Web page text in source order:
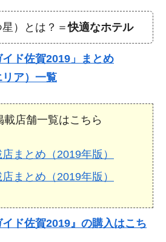
）とは？＝快適なホテル
イド佐賀2019」まとめ
ア）一覧
載店舗一覧はこちら
まとめ（2019年版）
まとめ（2019年版）
イド佐賀2019』の購入はこち